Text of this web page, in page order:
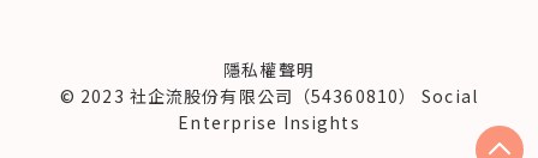
隱私權聲明
© 2023 社企流股份有限公司（54360810） Social
Enterprise Insights